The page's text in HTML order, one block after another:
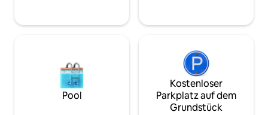
da die öffentlichen Verkehrsmittel hier
Pool
Kostenloser
Parkplatz auf dem
Grundstück